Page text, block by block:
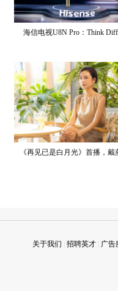
海信电视U8N Pro：Think
《再见已是白月光》首播，戴
关于我们 招聘英才 广告